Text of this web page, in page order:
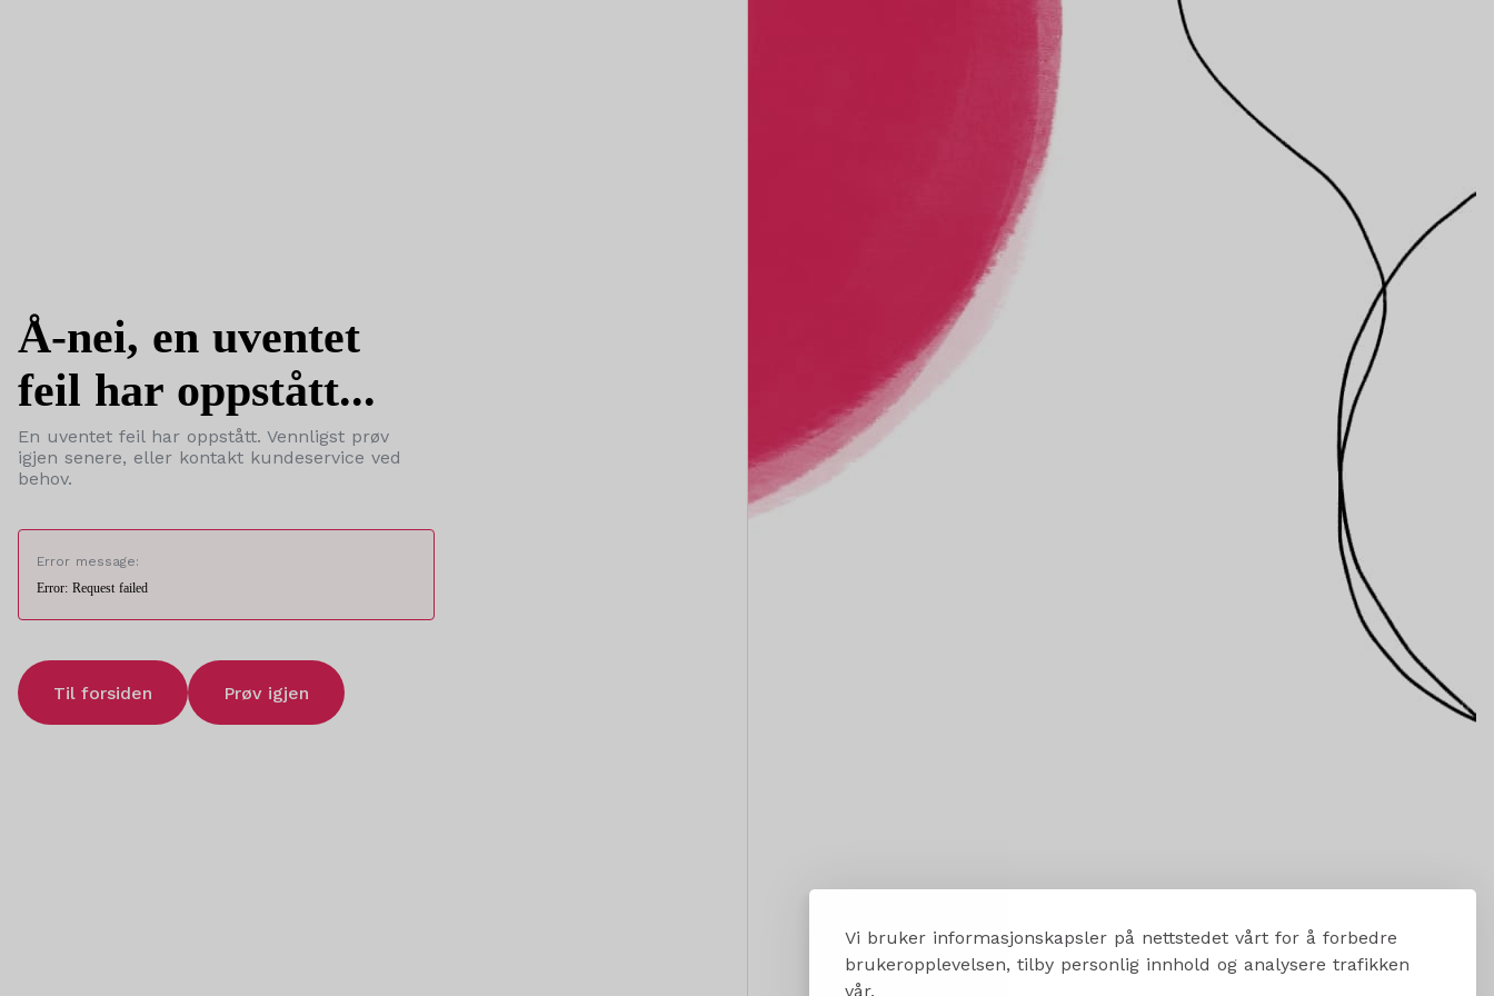
Vi bruker informasjonskapsler på nettstedet vårt for å forbedre
brukeropplevelsen, tilby personlig innhold og analysere trafikken
vår.
Å-nei, en uventet
feil har oppstått...
En uventet feil har oppstått. Vennligst prøv
igjen senere, eller kontakt kundeservice ved
behov.
Error message:
Error: Request failed
Til forsiden Prøv igjen